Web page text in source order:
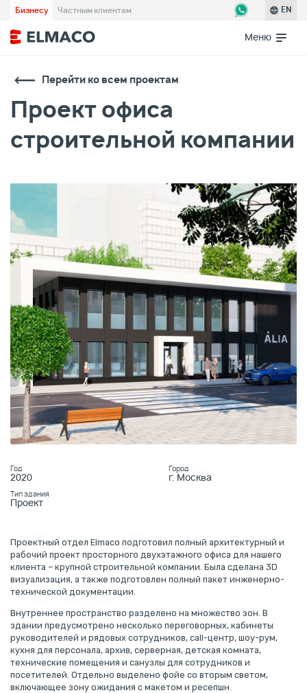
Бизнесу Частным клиентам EN
Меню
Перейти ко всем проектам
Проект офиса
строительной компании
Год
2020
Город
г. Москва
Тип здания
Проект
Проектный отдел Elmaco подготовил полный архитектурный и
рабочий проект просторного двухэтажного офиса для нашего
клиента – крупной строительной компании. Была сделана 3D
визуализация, а также подготовлен полный пакет инженерно-
технической документации.
Внутреннее пространство разделено на множество зон. В
здании предусмотрено несколько переговорных, кабинеты
руководителей и рядовых сотрудников, call-центр, шоу-рум,
кухня для персонала, архив, серверная, детская комната,
технические помещения и санузлы для сотрудников и
посетителей. Отдельно выделено фойе со вторым светом,
включающее зону ожидания с макетом и ресепшн.